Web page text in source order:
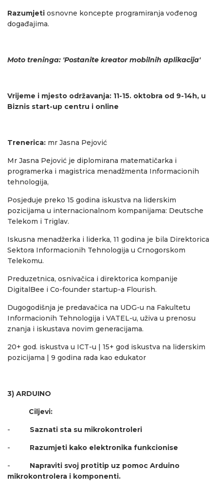
Razumjeti osnovne koncepte programiranja vođenog
događajima.
Moto treninga: 'Postanite kreator mobilnih aplikacija'
Vrijeme i mjesto održavanja: 11-15. oktobra od 9-14h, u
Biznis start-up centru i online
Trenerica: mr Jasna Pejović
Mr Jasna Pejović je diplomirana matematičarka i
programerka i magistrica menadžmenta Informacionih
tehnologija,
Posjeduje preko 15 godina iskustva na liderskim
pozicijama u internacionalnom kompanijama: Deutsche
Telekom i Triglav.
Iskusna menadžerka i liderka, 11 godina je bila Direktorica
Sektora Informacionih Tehnologija u Crnogorskom
Telekomu.
Preduzetnica, osnivačica i direktorica kompanije
DigitalBee i Co-founder startup-a Flourish.
Dugogodišnja je predavačica na UDG-u na Fakultetu
Informacionih Tehnologija i VATEL-u, uživa u prenosu
znanja i iskustava novim generacijama.
20+ god. iskustva u ICT-u | 15+ god iskustva na liderskim
pozicijama | 9 godina rada kao edukator
3) ARDUINO
Ciljevi:
- Saznati sta su mikrokontroleri
- Razumjeti kako elektronika funkcionise
- Napraviti svoj protitip uz pomoc Arduino
mikrokontrolera i komponenti.